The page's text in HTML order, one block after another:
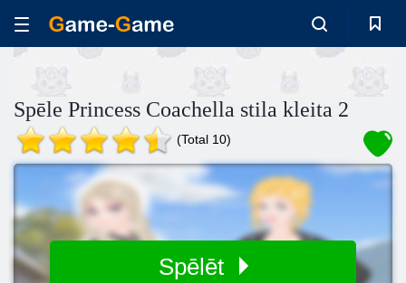
Spēle Princess Coachella stila kleita 2
(Total 10)
Spēlēt